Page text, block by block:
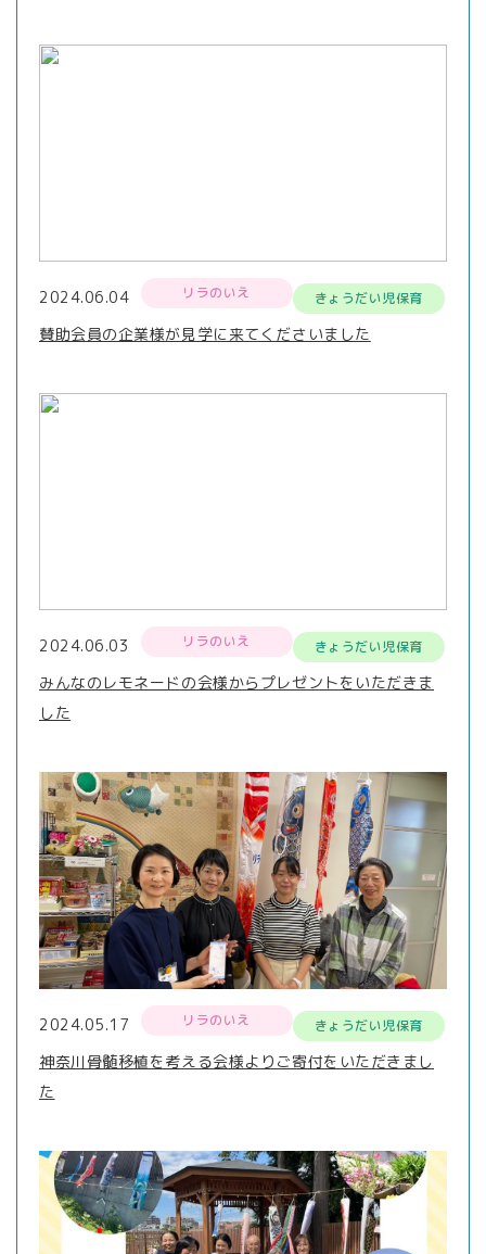
2024.06.04 リラのいえ きょうだい児保育
賛助会員の企業様が見学に来てくださいました
2024.06.03 リラのいえ きょうだい児保育
みんなのレモネードの会様からプレゼントをいただきま
した
2024.05.17 リラのいえ きょうだい児保育
神奈川骨髄移植を考える会様よりご寄付をいただきまし
た